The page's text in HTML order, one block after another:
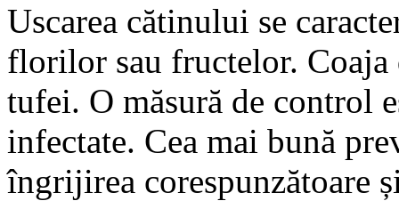
Uscarea cătinului se
florilor sau fructelor. Coaja
tufei. O măsură de control
infectate. Cea mai bună
îngrijirea corespunzătoare